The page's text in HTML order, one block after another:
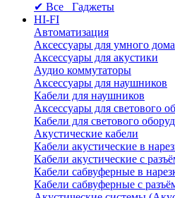
✔ Все Гаджеты
HI-FI
Автоматизация
Аксессуары для умного дома
Аксессуары для акустики
Аудио коммутаторы
Аксессуары для наушников
Кабели для наушников
Аксессуары для светового
Кабели для светового
Акустические кабели
Кабели акустические в
Кабели акустические с
Кабели сабвуферные в
Кабели сабвуферные с